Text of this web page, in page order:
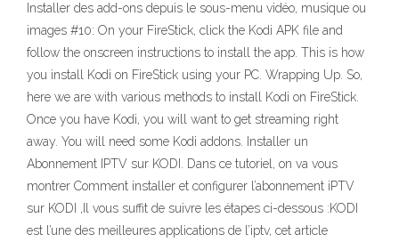
Installer des add-ons depuis le sous-menu vidéo, musique ou
images #10: On your FireStick, click the Kodi APK file and
follow the onscreen instructions to install the app. This is how
you install Kodi on FireStick using your PC. Wrapping Up. So,
here we are with various methods to install Kodi on FireStick.
Once you have Kodi, you will want to get streaming right
away. You will need some Kodi addons. Installer un
Abonnement IPTV sur KODI. Dans ce tutoriel, on va vous
montrer Comment installer et configurer l’abonnement iPTV
sur KODI ,Il vous suffit de suivre les étapes ci-dessous :KODI
est l’une des meilleures applications de l’iptv, cet article